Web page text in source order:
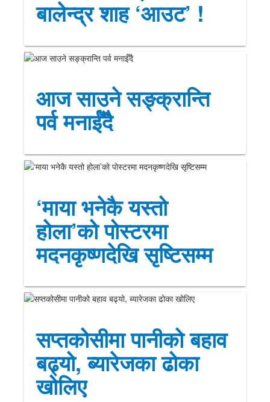
बालेन्द्र शाह ‘आउट’ !
आज साउने सङ्क्रान्ति
पर्व मनाईँदै
‘माया भनेकै यस्तो
होला’को पोस्टरमा
मदनकृष्णदेखि सृष्टिसम्म
सप्तकोसीमा पानीको बहाव
बढ्यो, ब्यारेजका ढोका
खोलिए